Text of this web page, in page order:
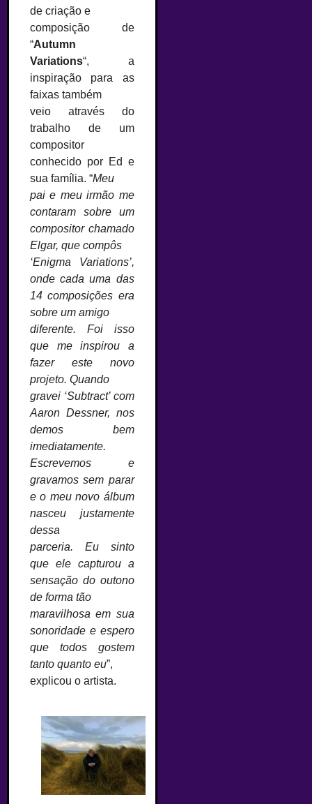
de criação e
composição de
“Autumn
Variations“, a
inspiração para as
faixas também
veio através do
trabalho de um
compositor
conhecido por Ed e
sua família. “Meu
pai e meu irmão me
contaram sobre um
compositor chamado
Elgar, que compôs
‘Enigma Variations’,
onde cada uma das
14 composições era
sobre um amigo
diferente. Foi isso
que me inspirou a
fazer este novo
projeto. Quando
gravei ‘Subtract’ com
Aaron Dessner, nos
demos bem
imediatamente.
Escrevemos e
gravamos sem parar
e o meu novo álbum
nasceu justamente
dessa
parceria. Eu sinto
que ele capturou a
sensação do outono
de forma tão
maravilhosa em sua
sonoridade e espero
que todos gostem
tanto quanto eu”,
explicou o artista.